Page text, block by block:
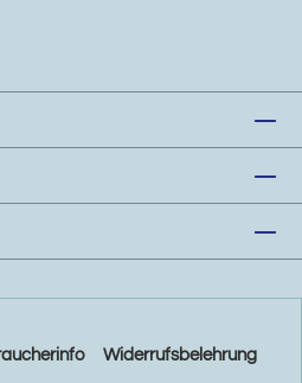
Widerrufsbelehrung